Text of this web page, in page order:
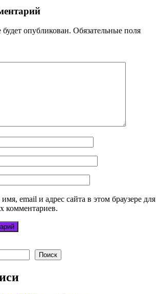
опубликован. Обязательные поля
email и адрес сайта в этом браузере для
комментариев.
Поиск